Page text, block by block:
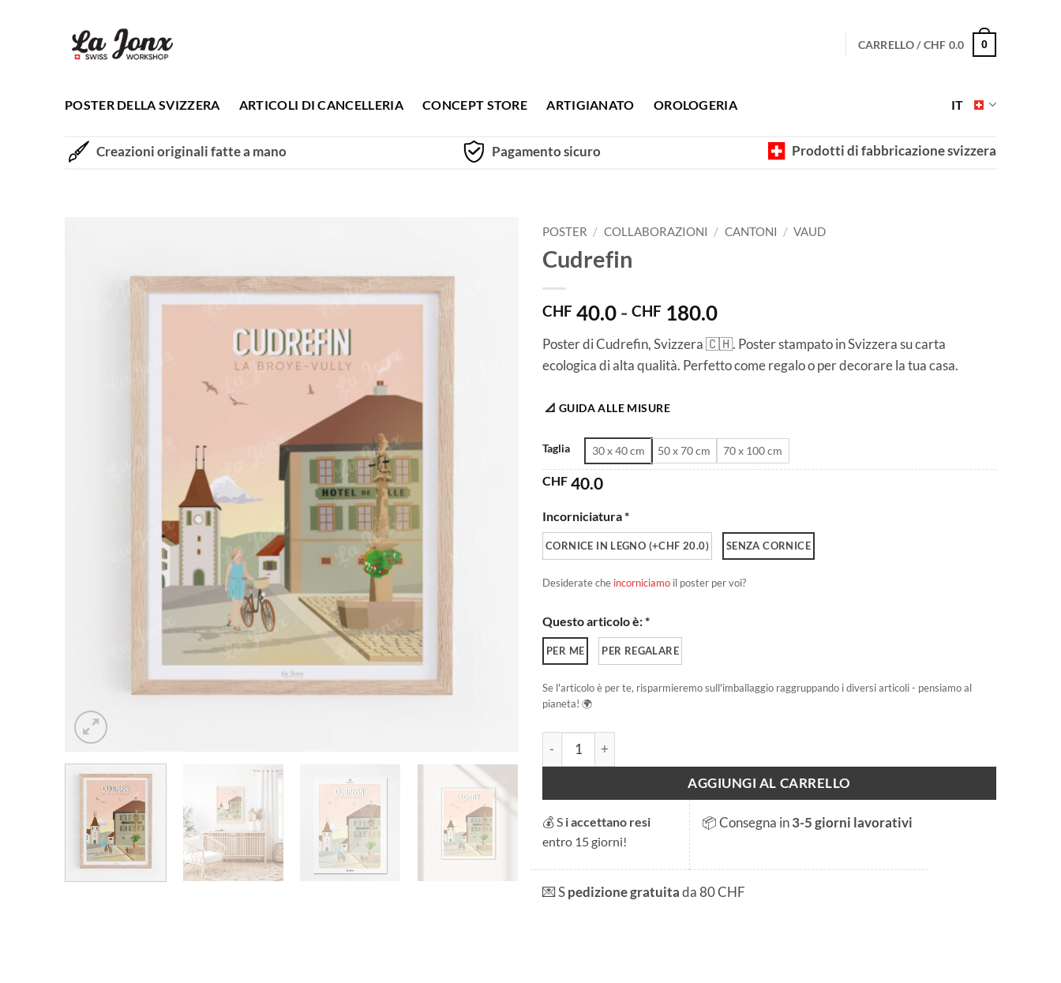
CARRELLO /CHF 0.0 0
POSTER DELLA SVIZZERA ARTICOLI DI CANCELLERIA CONCEPT STORE ARTIGIANATO OROLOGERIA IT
Creazioni originali fatte a mano Pagamento sicuro Prodotti di fabbricazione svizzera
POSTER / COLLABORAZIONI / CANTONI / VAUD
Cudrefin
CHF 40.0- CHF 180.0Fascia
di
prezzo:
da
Poster di Cudrefin, Svizzera 🇨🇭. Poster stampato in Svizzera su carta
ecologica di alta qualità. Perfetto come regalo o per decorare la tua casa.
📐 GUIDA ALLE MISURE
Taglia 30 x 40 cm 50 x 70 cm 70 x 100 cm
CHF 40.0
Incorniciatura *
CORNICE IN LEGNO (+CHF 20.0) SENZA CORNICE
Desiderate che incorniciamo il poster per voi?
Questo articolo è: *
PER ME PER REGALARE
Se l'articolo è per te, risparmieremo sull'imballaggio raggruppando i diversi articoli - pensiamo al
pianeta! 🌍
Cudrefin quantità
AGGIUNGI AL CARRELLO
💰 S i accettano resi
entro 15 giorni!
📦 Consegna in3-5 giorni lavorativi
💌 Spedizione gratuitada 80 CHF